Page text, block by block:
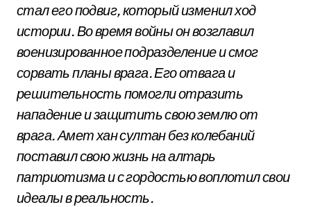
стал его подвиг, который изменил ход
истории. Во время войны он возглавил
военизированное подразделение и смог
сорвать планы врага. Его отвага и
решительность помогли отразить
нападение и защитить свою землю от
врага. Амет хан султан без колебаний
поставил свою жизнь на алтарь
патриотизма и с гордостью воплотил свои
идеалы в реальность.